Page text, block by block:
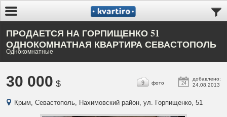
ПРОДАЕТСЯ НА ГОРПИЩЕНКО 51
ОДНОКОМНАТНАЯ КВАРТИРА СЕВАСТОПОЛЬ
Однокомнатные
30 000 $ 24
добавлено:
24.08.2013
9 фото
Крым, Севастополь, Нахимовский район, ул. Горпищенко, 51